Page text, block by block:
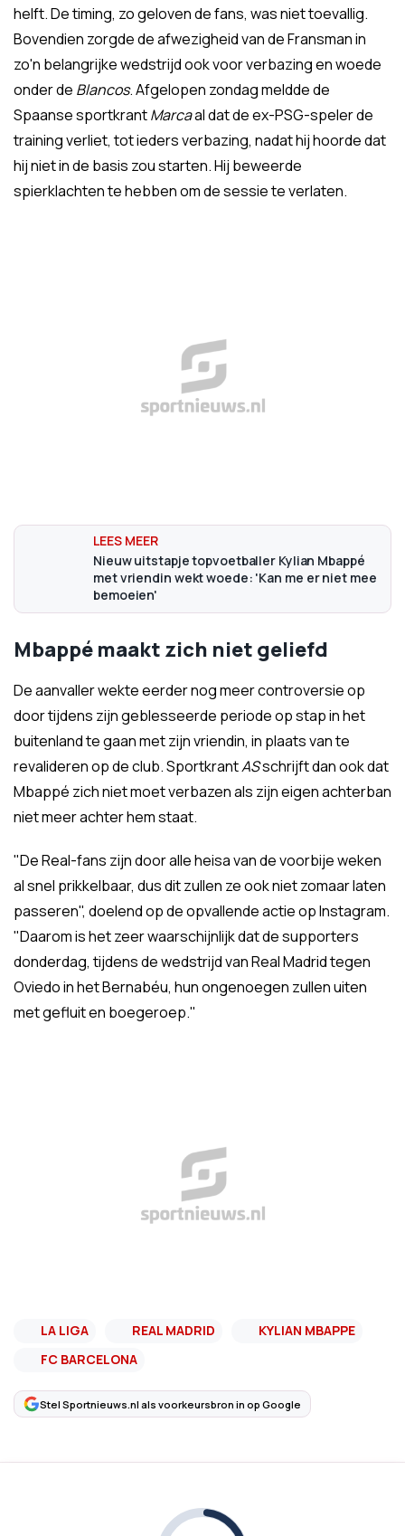
helft. De timing, zo geloven de fans, was niet toevallig.
Bovendien zorgde de afwezigheid van de Fransman in
zo'n belangrijke wedstrijd ook voor verbazing en woede
onder de Blancos. Afgelopen zondag meldde de
Spaanse sportkrantMarcaal dat de ex-PSG-speler de
training verliet, tot ieders verbazing, nadat hij hoorde dat
hij niet in de basis zou starten. Hij beweerde
spierklachten te hebben om de sessie te verlaten.
Nieuw uitstapje topvoetballer Kylian Mbappé
met vriendin wekt woede: 'Kan me er niet mee
bemoeien'
Mbappé maakt zich niet geliefd
De aanvaller wekte eerder nog meer controversie op
door tijdens zijn geblesseerde periode op stap in het
buitenland te gaan met zijn vriendin, in plaats van te
revalideren op de club. SportkrantASschrijft dan ook dat
Mbappé zich niet moet verbazen als zijn eigen achterban
niet meer achter hem staat.
"De Real-fans zijn door alle heisa van de voorbije weken
al snel prikkelbaar, dus dit zullen ze ook niet zomaar laten
passeren", doelend op de opvallende actie op Instagram.
"Daarom is het zeer waarschijnlijk dat de supporters
donderdag, tijdens de wedstrijd van Real Madrid tegen
Oviedo in het Bernabéu, hun ongenoegen zullen uiten
met gefluit en boegeroep."
LA LIGA REAL MADRID
KYLIAN MBAPPE
FC BARCELONA
Stel Sportnieuws.nl als voorkeursbron in op Google